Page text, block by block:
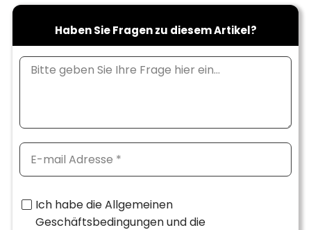
Haben Sie Fragen zu diesem Artikel?
Ich habe die Allgemeinen
Geschäftsbedingungen und die